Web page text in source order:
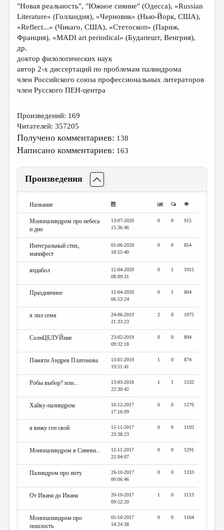
ТРЕДИАКОВСКИЙ
МЕДИА
ВКОНТАКТЕ
"Новая реальность", "Южное сияние" (Одесса), «Russian
Literature» (Голландия), «Черновик» (Нью-Йорк, США),
«Reflect...» (Чикаго, США), «Стетоскоп» (Париж,
Франция), «MADI art periodical» (Будапешт, Венгрия),
др.
доктор филологических наук
автор 2-х диссертаций по проблемам палиндрома
член Российского союза профессиональных литераторов
член Русского ПЕН-центра
Произведений: 169
Читателей: 357205
Получено комментариев: 138
Написано комментариев: 163
Произведения
Название
Монопалиндром про небеса
и дно
13-07-2020
15:36:46
0 0 915
Интегральный стих,
манифест
01-06-2020
18:55:40
0 0 854
яндабол
12-04-2020
08:09:31
0 1 1015
Праздничное
12-04-2020
06:53:24
0 1 804
я лил семя
24-06-2019
21:33:23
2 8 1075
СолнЦЕЛУЙние
23-02-2019
09:32:18
0 0 894
Памяти Андрея Платонова
13-01-2019
19:51:41
1 0 874
Робы выбор? или...
13-03-2018
22:30:42
1 1 1532
Хайку-палиндром
10-12-2017
17:16:09
0 0 1270
я вижу ген свой
15-11-2017
23:38:23
0 0 1193
Монопалиндром в Синеви...
12-11-2017
22:04:07
0 0 1291
Палиндром про ноту
26-10-2017
00:06:46
0 0 1333
От Ивана до Ивана
20-10-2017
09:52:20
1 0 1113
Монопалиндром про
пошлость
05-10-2017
14:24:38
0 0 1164